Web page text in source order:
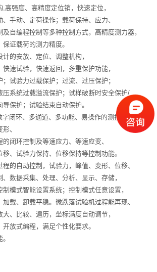
高强度、高精度定位销，快速定位，
手动、定荷操作；载荷保持、应力、
自编程控制等多种控制方式，高精度测力器，
证载荷的测力精度。
的安放、定位、调整机构，
速试验，快速返回，多重保护功能，
试验力过载保护；过流、过压保护；
压系统过载溢流保护；试样破断时安全保护/
导保护；试验结束自动保护。
闭环、多通道、多功能、易操作的测控软件；
、
闭环控制及等速应力、等速应变、
、试验力保持、位移保持等控制功能。
程的自动控制，试验力，峰值、变形、位移、
数据采集、处理、分析、显示、存储，
模式智能设置系统；控制模式任意设置，
载、卸载平稳。微跌落试验机过程能再现、
、比较、遍历，坐标满度自动调节，
放式编程，满足个性化要求。
能。